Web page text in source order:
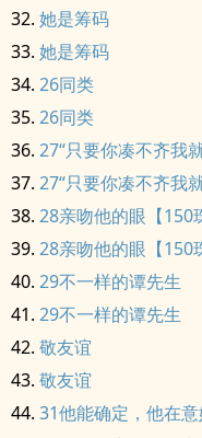
她是筹码
她是筹码
26同类
26同类
27“只要你凑不齐我
27“只要你凑不齐我
28亲吻他的眼【150
28亲吻他的眼【150
29不一样的谭先生
29不一样的谭先生
敬友谊
敬友谊
31他能确定，他在